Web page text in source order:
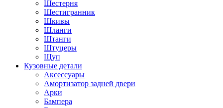
Шестерня
Шестигранник
Шкивы
Шланги
Штанги
Штуцеры
Щуп
Кузовные детали
Аксессуары
Амортизатор задней двери
Арки
Бампера